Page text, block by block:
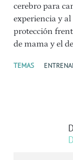
cerebro para
experiencia y
protección
de mama y el
TEMAS